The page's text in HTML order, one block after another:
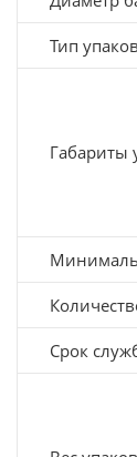
Тип
Габариты
Срок